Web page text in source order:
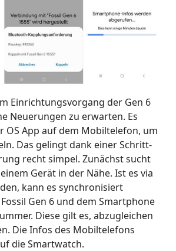
Einrichtungsvorgang der Gen 6
Neuerungen zu erwarten. Es
OS App auf dem Mobiltelefon, um
Das gelingt dank einer Schritt-
recht simpel. Zunächst sucht
Gerät in der Nähe. Ist es via
kann es synchronisiert
Gen 6 und dem Smartphone
Diese gilt es, abzugleichen
Die Infos des Mobiltelefons
die Smartwatch.